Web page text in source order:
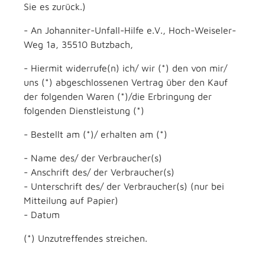
Sie es zurück.)
- An Johanniter-Unfall-Hilfe e.V., Hoch-Weiseler-
Weg 1a, 35510 Butzbach,
- Hiermit widerrufe(n) ich/ wir (*) den von mir/
uns (*) abgeschlossenen Vertrag über den Kauf
der folgenden Waren (*)/die Erbringung der
folgenden Dienstleistung (*)
- Bestellt am (*)/ erhalten am (*)
- Name des/ der Verbraucher(s)
- Anschrift des/ der Verbraucher(s)
- Unterschrift des/ der Verbraucher(s) (nur bei
Mitteilung auf Papier)
- Datum
(*) Unzutreffendes streichen.